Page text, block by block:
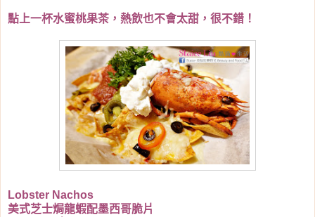
點上一杯水蜜桃果茶，熱飲也不會太甜，很不錯！
Lobster Nachos
美式芝士焗龍蝦配墨西哥脆片